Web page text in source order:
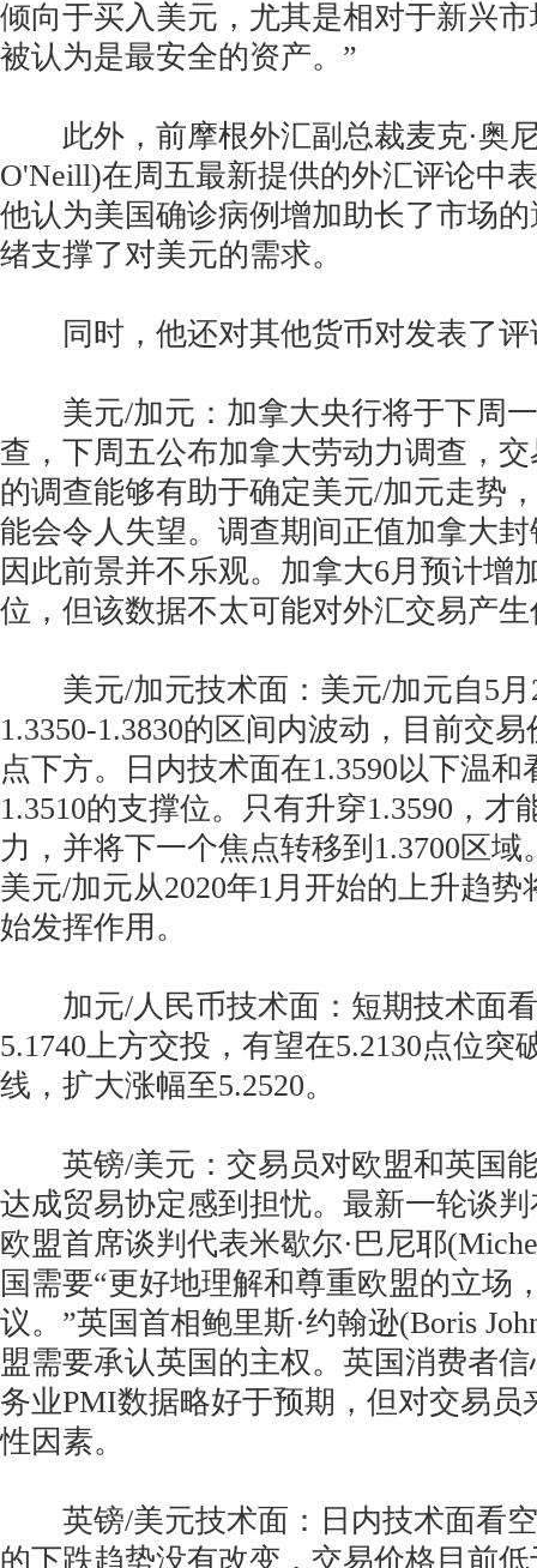
倾向于买入美元，尤其是相对于新兴
被认为是最安全的资产。”
此外，前摩根外汇副总裁麦克·奥
O'Neill)在周五最新提供的外汇评论中
他认为美国确诊病例增加助长了市场
绪支撑了对美元的需求。
同时，他还对其他货币对发表了评
美元/加元：加拿大央行将于下周一
查，下周五公布加拿大劳动力调查，
的调查能够有助于确定美元/加元走势
能会令人失望。调查期间正值加拿大
因此前景并不乐观。加拿大6月预计增
位，但该数据不太可能对外汇交易产
美元/加元技术面：美元/加元自5月
1.3350-1.3830的区间内波动，目前交
点下方。日内技术面在1.3590以下温
1.3510的支撑位。只有升穿1.3590，才
力，并将下一个焦点转移到1.3700区
美元/加元从2020年1月开始的上升趋势
始发挥作用。
加元/人民币技术面：短期技术面看
5.1740上方交投，有望在5.2130点位突
线，扩大涨幅至5.2520。
英镑/美元：交易员对欧盟和英国能
达成贸易协定感到担忧。最新一轮谈
欧盟首席谈判代表米歇尔·巴尼耶
国需要“更好地理解和尊重欧盟的立场
议。”英国首相鲍里斯·约翰逊(Boris
盟需要承认英国的主权。英国消费者
务业PMI数据略好于预期，但对交易员
性因素。
英镑/美元技术面：日内技术面看空
的下跌趋势没有改变，交易价格目前低